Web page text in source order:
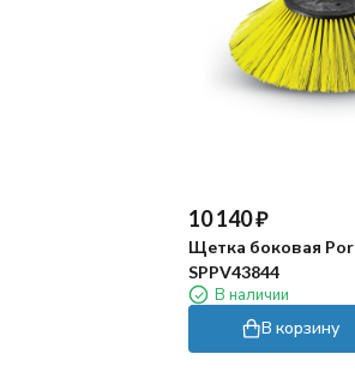
10 140₽
Щетка боковая
SPPV43844
В наличии
В корзину